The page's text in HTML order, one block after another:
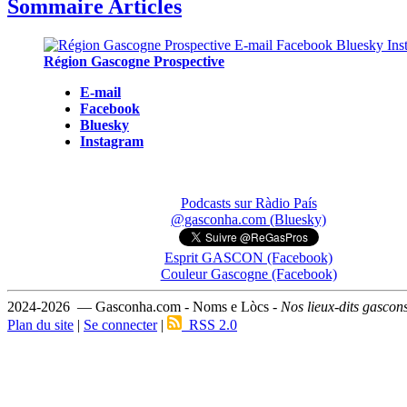
Sommaire Articles
Région Gascogne Prospective
E-mail
Facebook
Bluesky
Instagram
Podcasts sur Ràdio País
@gasconha.com (Bluesky)
Esprit GASCON (Facebook)
Couleur Gascogne (Facebook)
2024-2026 — Gasconha.com - Noms e Lòcs - Nos lieux-dits
Plan du site | Se connecter| RSS 2.0